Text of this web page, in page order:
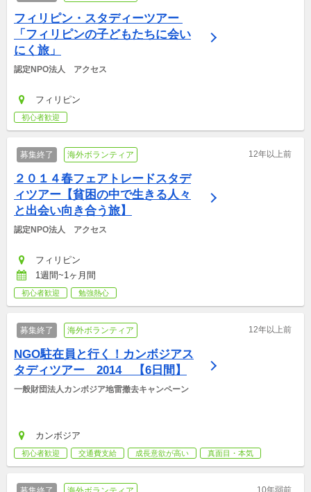
フィリピン・スタディーツアー
「フィリピンの子どもたちに会い
にく旅」
認定NPO法人　アクセス
フィリピン
初心者歓迎
募集終了 海外ボランティア 12年以上前
２０１４春フェアトレードスタデ
ィツアー【貧困の中で生きる人々
と出会い向き合う旅】
認定NPO法人　アクセス
フィリピン
1週間~1ヶ月間
初心者歓迎 勉強熱心
募集終了 海外ボランティア 12年以上前
NGO駐在員と行く！カンボジアス
タディツアー　2014　【6日間】
一般財団法人カンボジア地雷撤去キャンペーン
カンボジア
初心者歓迎 交通費支給 成長意欲が高い 真面目・本気
10年弱前